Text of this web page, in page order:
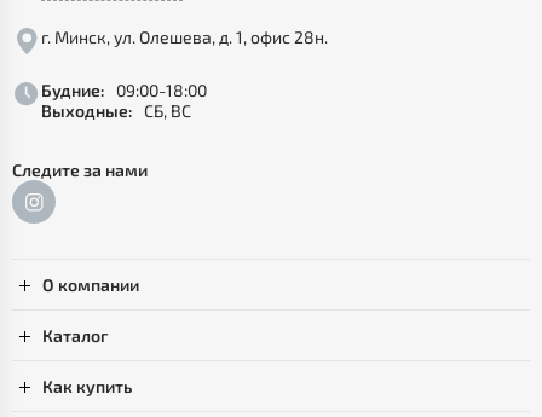
г. Минск, ул. Олешева, д. 1, офис 28н.
Будние:
09:00-18:00
Выходные: СБ, ВС
Следите за нами
О компании
Каталог
Как купить